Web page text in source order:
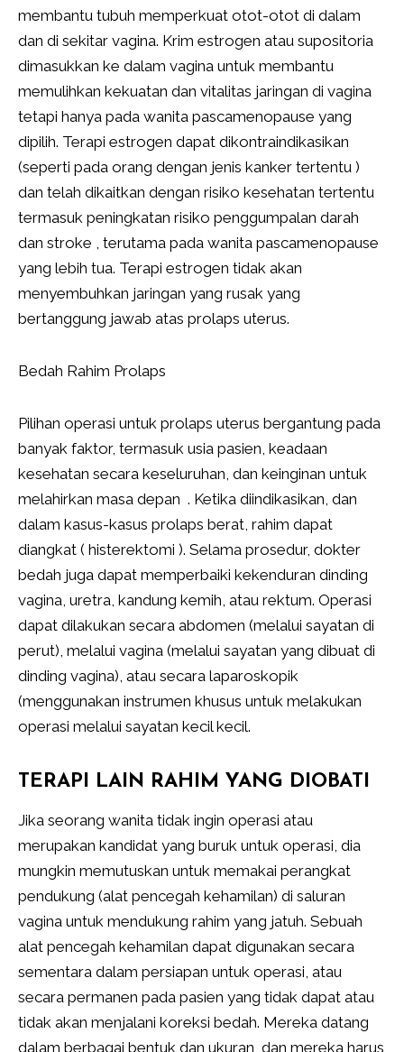
membantu tubuh memperkuat otot-otot di dalam
dan di sekitar vagina. Krim estrogen atau supositoria
dimasukkan ke dalam vagina untuk membantu
memulihkan kekuatan dan vitalitas jaringan di vagina
tetapi hanya pada wanita pascamenopause yang
dipilih. Terapi estrogen dapat dikontraindikasikan
(seperti pada orang dengan jenis kanker tertentu )
dan telah dikaitkan dengan risiko kesehatan tertentu
termasuk peningkatan risiko penggumpalan darah
dan stroke , terutama pada wanita pascamenopause
yang lebih tua. Terapi estrogen tidak akan
menyembuhkan jaringan yang rusak yang
bertanggung jawab atas prolaps uterus.
Bedah Rahim Prolaps
Pilihan operasi untuk prolaps uterus bergantung pada
banyak faktor, termasuk usia pasien, keadaan
kesehatan secara keseluruhan, dan keinginan untuk
melahirkan masa depan . Ketika diindikasikan, dan
dalam kasus-kasus prolaps berat, rahim dapat
diangkat ( histerektomi ). Selama prosedur, dokter
bedah juga dapat memperbaiki kekenduran dinding
vagina, uretra, kandung kemih, atau rektum. Operasi
dapat dilakukan secara abdomen (melalui sayatan di
perut), melalui vagina (melalui sayatan yang dibuat di
dinding vagina), atau secara laparoskopik
(menggunakan instrumen khusus untuk melakukan
operasi melalui sayatan kecil kecil.
TERAPI LAIN RAHIM YANG DIOBATI
Jika seorang wanita tidak ingin operasi atau
merupakan kandidat yang buruk untuk operasi, dia
mungkin memutuskan untuk memakai perangkat
pendukung (alat pencegah kehamilan) di saluran
vagina untuk mendukung rahim yang jatuh. Sebuah
alat pencegah kehamilan dapat digunakan secara
sementara dalam persiapan untuk operasi, atau
secara permanen pada pasien yang tidak dapat atau
tidak akan menjalani koreksi bedah. Mereka datang
dalam berbagai bentuk dan ukuran, dan mereka harus